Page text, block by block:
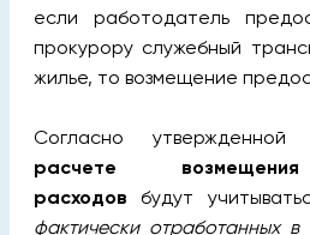
если работодатель
прокурору служебный
жилье, то возмещение
Согласно утвержденной
расчете
расходов будут
фактически отработанных